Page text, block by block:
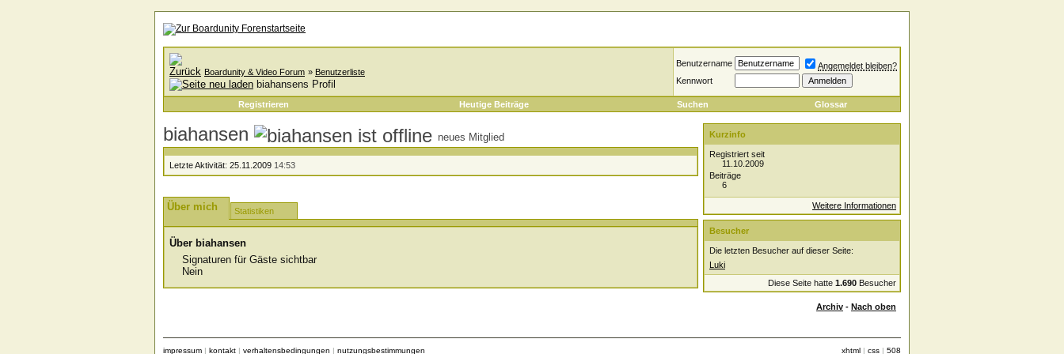
Boardunity & Video Forum » Benutzerliste
biahansens Profil
Benutzername
Angemeldet bleiben?
Kennwort
Registrieren Heutige Beiträge Suchen Glossar
biahansen neues Mitglied
Letzte Aktivität: 25.11.2009 14:53
Über mich Statistiken
Über biahansen
Signaturen für Gäste sichtbar
Nein
Kurzinfo
Registriert seit
11.10.2009
Beiträge
6
Weitere Informationen
Besucher
Die letzten Besucher auf dieser Seite:
Luki
Diese Seite hatte 1.690 Besucher
Archiv - Nach oben
impressum | kontakt | verhaltensbedingungen | nutzungsbestimmungen xhtml | css | 508